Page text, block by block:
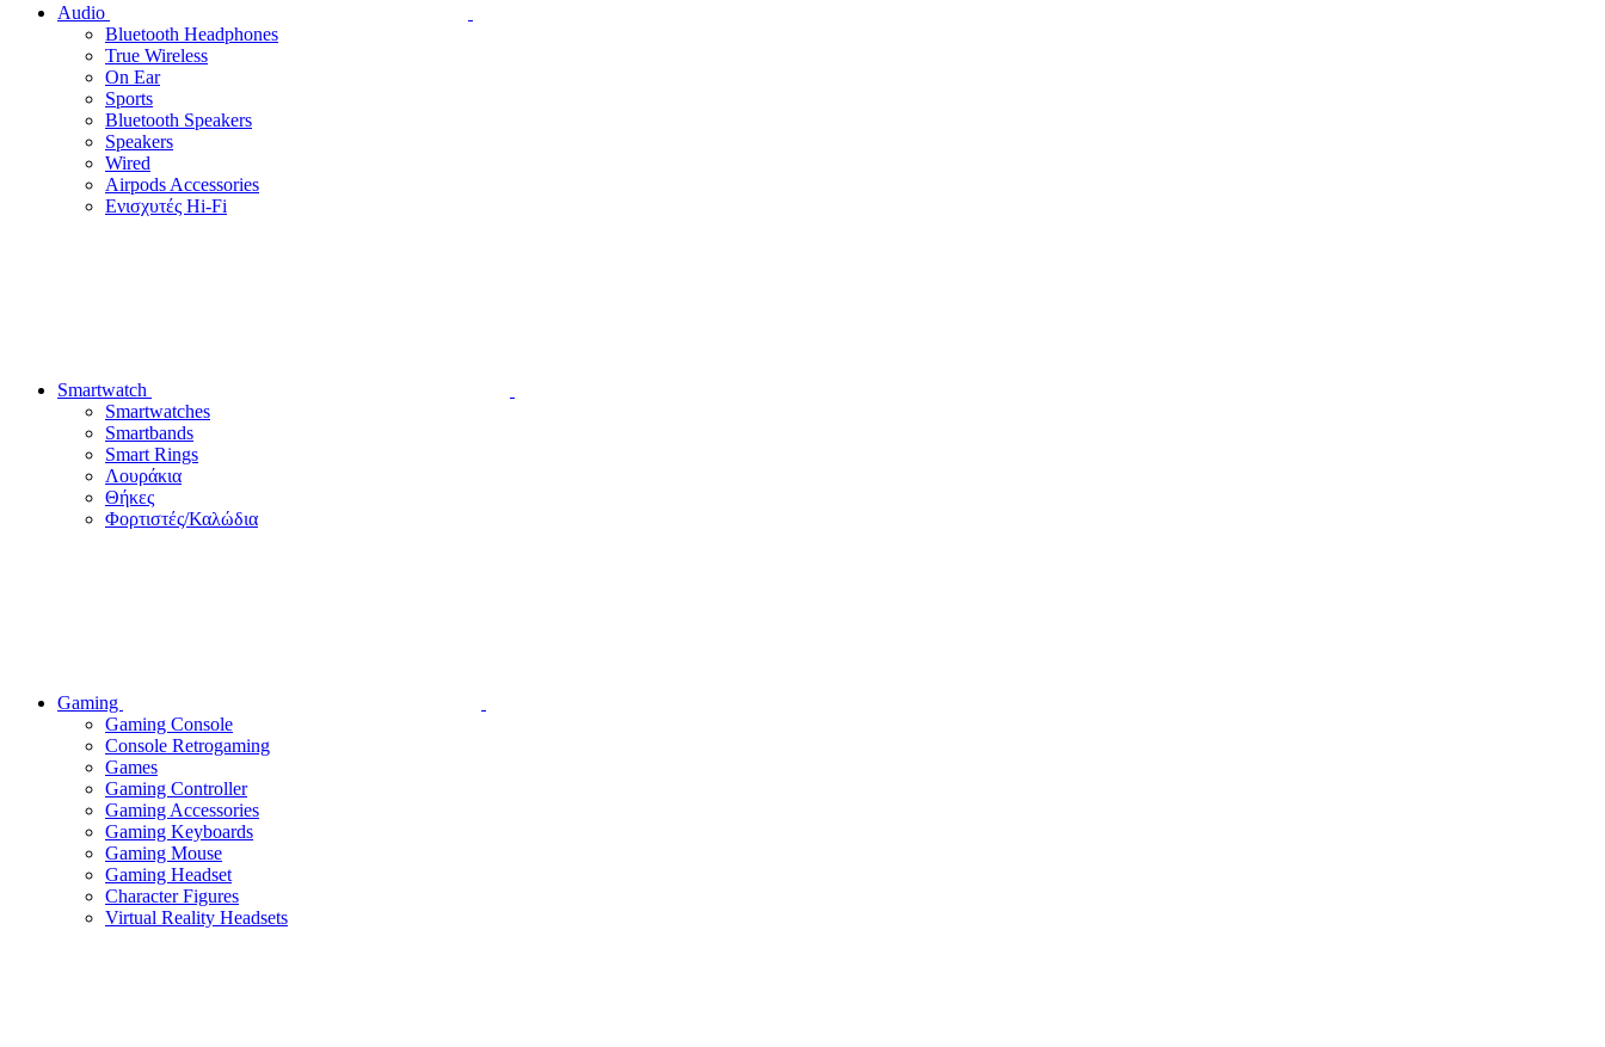
Audio
Bluetooth Headphones
True Wireless
On Ear
Sports
Bluetooth Speakers
Speakers
Wired
Airpods Accessories
Ενισχυτές Hi-Fi
Smartwatch
Smartwatches
Smartbands
Smart Rings
Λουράκια
Θήκες
Φορτιστές/Καλώδια
Gaming
Gaming Console
Console Retrogaming
Games
Gaming Controller
Gaming Accessories
Gaming Keyboards
Gaming Mouse
Gaming Headset
Character Figures
Virtual Reality Headsets